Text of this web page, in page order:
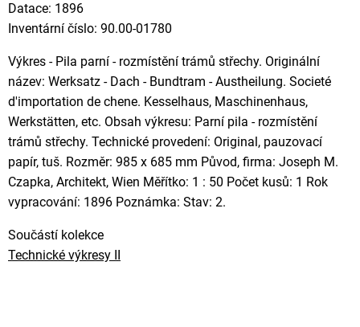
Datace: 1896
Inventární číslo: 90.00-01780
Výkres - Pila parní - rozmístění trámů střechy. Originální
název: Werksatz - Dach - Bundtram - Austheilung. Societé
d'importation de chene. Kesselhaus, Maschinenhaus,
Werkstätten, etc. Obsah výkresu: Parní pila - rozmístění
trámů střechy. Technické provedení: Original, pauzovací
papír, tuš. Rozměr: 985 x 685 mm Původ, firma: Joseph M.
Czapka, Architekt, Wien Měřítko: 1 : 50 Počet kusů: 1 Rok
vypracování: 1896 Poznámka: Stav: 2.
Součástí kolekce
Technické výkresy II